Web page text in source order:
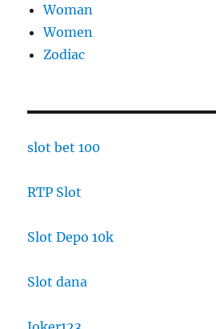
Woman
Women
Zodiac
slot bet 100
RTP Slot
Slot Depo 10k
Slot dana